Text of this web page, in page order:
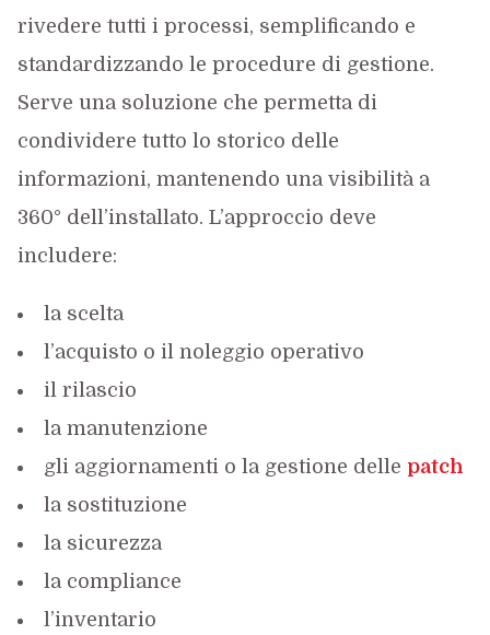
rivedere tutti i processi, semplificando e
standardizzando le procedure di gestione.
Serve una soluzione che permetta di
condividere tutto lo storico delle
informazioni, mantenendo una visibilità a
360° dell’installato. L’approccio deve
includere:
la scelta
l’acquisto o il noleggio operativo
il rilascio
la manutenzione
gli aggiornamenti o la gestione delle patch
la sostituzione
la sicurezza
la compliance
l’inventario